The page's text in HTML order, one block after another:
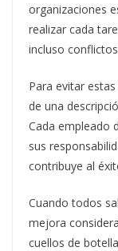
organizaciones
realizar cada
incluso
Para evitar
de una
Cada empleado
sus
contribuye al
Cuando todos
mejora
cuellos de